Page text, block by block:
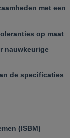
met een
op maat
nauwkeurige
de specificaties
(ISBM)